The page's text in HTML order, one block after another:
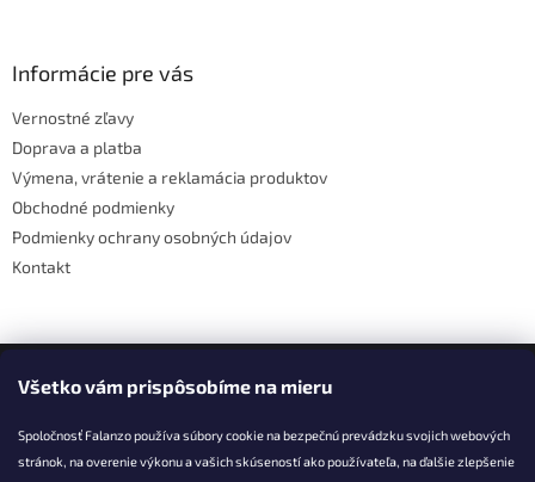
Všetko vám prispôsobíme na mieru
Spoločnosť Falanzo používa súbory cookie na bezpečnú prevádzku svojich webových
stránok, na overenie výkonu a vašich skúseností ako používateľa, na ďalšie zlepšenie
Informácie pre vás
Vernostné zľavy
Doprava a platba
Výmena, vrátenie a reklamácia produktov
Obchodné podmienky
Podmienky ochrany osobných údajov
Kontakt
Facebook